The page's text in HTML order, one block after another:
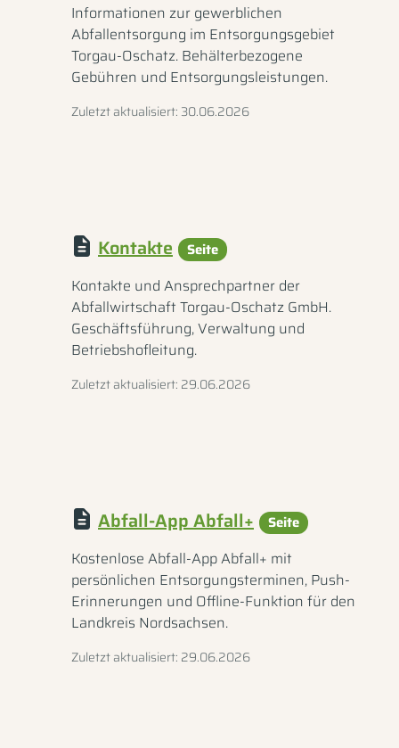
Informationen zur gewerblichen
Abfallentsorgung im Entsorgungsgebiet
Torgau-Oschatz. Behälterbezogene
Gebühren und Entsorgungsleistungen.
Zuletzt aktualisiert: 30.06.2026
Kontakte Seite
Kontakte und Ansprechpartner der
Abfallwirtschaft Torgau-Oschatz GmbH.
Geschäftsführung, Verwaltung und
Betriebshofleitung.
Zuletzt aktualisiert: 29.06.2026
Abfall-App Abfall+ Seite
Kostenlose Abfall-App Abfall+ mit
persönlichen Entsorgungsterminen, Push-
Erinnerungen und Offline-Funktion für den
Landkreis Nordsachsen.
Zuletzt aktualisiert: 29.06.2026